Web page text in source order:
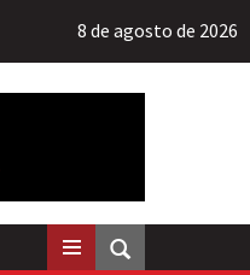
8 de agosto de 2026